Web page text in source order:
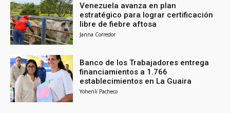
Venezuela avanza en plan
estratégico para lograr certificación
libre de fiebre aftosa
Janna Corredor
Banco de los Trabajadores entrega
financiamientos a 1.766
establecimientos en La Guaira
Yohenli Pacheco